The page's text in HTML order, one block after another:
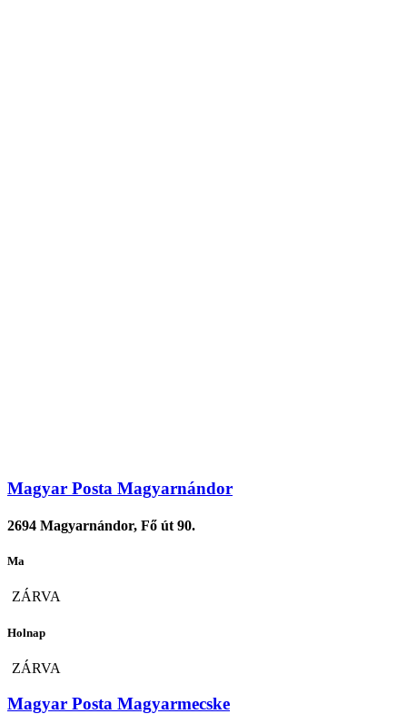
Magyar Posta Magyarnándor
2694 Magyarnándor, Fő út 90.
Ma
ZÁRVA
Holnap
ZÁRVA
Magyar Posta Magyarmecske